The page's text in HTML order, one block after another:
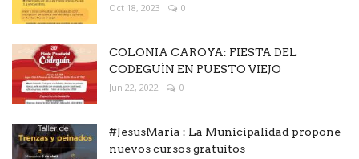
Oct 18, 2023 0
COLONIA CAROYA: FIESTA DEL
CODEGUÍN EN PUESTO VIEJO
Jun 22, 2022 0
#JesusMaria : La Municipalidad propone
nuevos cursos gratuitos